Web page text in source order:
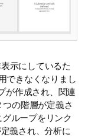
示にしているた
できなくなりまし
が作成され、関連
の階層が定義さ
ループをリンク
義され、分析に